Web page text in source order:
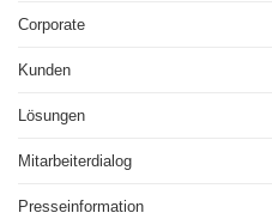
Corporate
Kunden
Lösungen
Mitarbeiterdialog
Presseinformation